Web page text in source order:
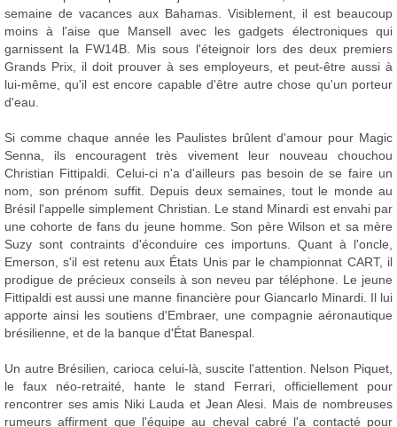
semaine de vacances aux Bahamas. Visiblement, il est beaucoup
moins à l'aise que Mansell avec les gadgets électroniques qui
garnissent la FW14B. Mis sous l'éteignoir lors des deux premiers
Grands Prix, il doit prouver à ses employeurs, et peut-être aussi à
lui-même, qu'il est encore capable d'être autre chose qu'un porteur
d'eau.
Si comme chaque année les Paulistes brûlent d'amour pour Magic
Senna, ils encouragent très vivement leur nouveau chouchou
Christian Fittipaldi. Celui-ci n'a d'ailleurs pas besoin de se faire un
nom, son prénom suffit. Depuis deux semaines, tout le monde au
Brésil l'appelle simplement Christian. Le stand Minardi est envahi par
une cohorte de fans du jeune homme. Son père Wilson et sa mère
Suzy sont contraints d'éconduire ces importuns. Quant à l'oncle,
Emerson, s'il est retenu aux États Unis par le championnat CART, il
prodigue de précieux conseils à son neveu par téléphone. Le jeune
Fittipaldi est aussi une manne financière pour Giancarlo Minardi. Il lui
apporte ainsi les soutiens d'Embraer, une compagnie aéronautique
brésilienne, et de la banque d'État Banespal.
Un autre Brésilien, carioca celui-là, suscite l'attention. Nelson Piquet,
le faux néo-retraité, hante le stand Ferrari, officiellement pour
rencontrer ses amis Niki Lauda et Jean Alesi. Mais de nombreuses
rumeurs affirment que l'équipe au cheval cabré l'a contacté pour